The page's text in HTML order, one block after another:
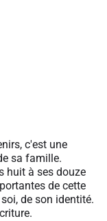
c'est une
sa famille.
huit à ses douze
de cette
de son identité.